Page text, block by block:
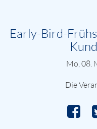
Early-Bird-
Mo, 08.
Die